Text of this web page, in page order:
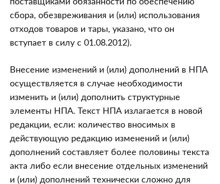
поставщиками обязанности по обеспечению
сбора, обезвреживания и (или) использования
отходов товаров и тары, указано, что он
вступает в силу с 01.08.2012).
Внесение изменений и (или) дополнений в НПА
осуществляется в случае необходимости
изменить и (или) дополнить структурные
элементы НПА. Текст НПА излагается в новой
редакции, если: количество вносимых в
действующую редакцию изменений и (или)
дополнений составляет более половины текста
акта либо если внесение отдельных изменений
и (или) дополнений технически сложно для